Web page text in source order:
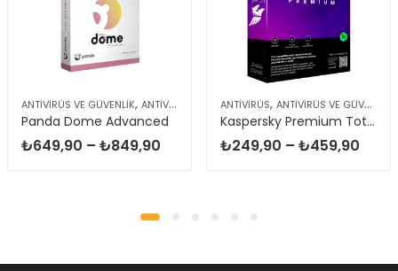
ANTIVIRÜS VE GÜVENLIK, ANTIVIRÜS
Panda Dome Advanced
₺649,90 – ₺849,90
ANTIVIRÜS, ANTIVIRÜS VE GÜVENLIK
Kaspersky Premium Total Security
₺249,90 – ₺459,90